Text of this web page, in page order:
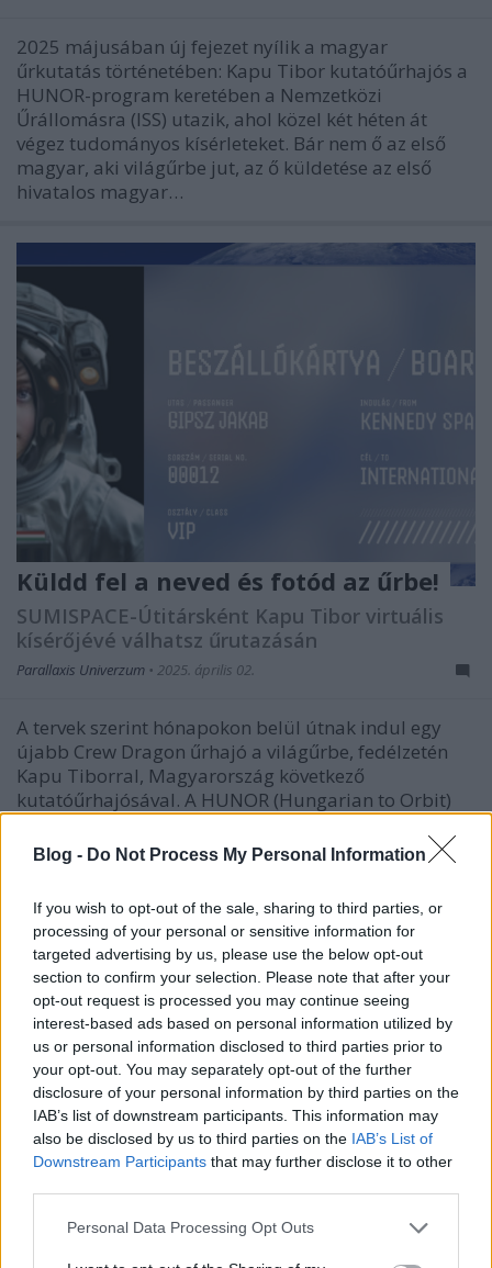
Blog - Do Not Process My Personal Information
If you wish to opt-out of the sale, sharing to third parties, or
processing of your personal or sensitive information for
targeted advertising by us, please use the below opt-out
section to confirm your selection. Please note that after your
opt-out request is processed you may continue seeing
interest-based ads based on personal information utilized by
us or personal information disclosed to third parties prior to
your opt-out. You may separately opt-out of the further
disclosure of your personal information by third parties on the
IAB’s list of downstream participants. This information may
also be disclosed by us to third parties on the IAB’s List of
Downstream Participants that may further disclose it to other
Please note that this website/app uses one or more Google
Personal Data Processing Opt Outs
2025 májusában új fejezet nyílik a magyar
űrkutatás történetében: Kapu Tibor kutatóűrhajós a
HUNOR-program keretében a Nemzetközi
Űrállomásra (ISS) utazik, ahol közel két héten át
végez tudományos kísérleteket. Bár nem ő az első
magyar, aki világűrbe jut, az ő küldetése az első
hivatalos magyar…
Küldd fel a neved és fotód az űrbe!
SUMISPACE-Útitársként Kapu Tibor virtuális
kísérőjévé válhatsz űrutazásán
Parallaxis Univerzum • 2025. április 02.
A tervek szerint hónapokon belül útnak indul egy
újabb Crew Dragon űrhajó a világűrbe, fedélzetén
Kapu Tiborral, Magyarország következő
kutatóűrhajósával. A HUNOR (Hungarian to Orbit)
jelenleg Houstonban készülő Kapu a magyar
fejlesztésű mérőműszerek,…